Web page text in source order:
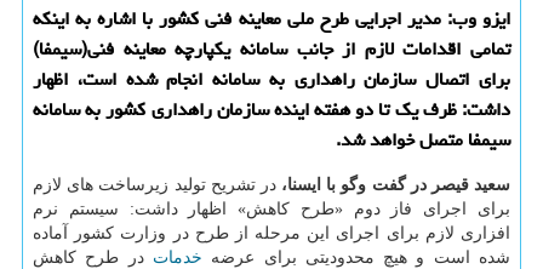
ایزو وب: مدیر اجرایی طرح ملی معاینه فنی كشور با اشاره به اینكه
تمامی اقدامات لازم از جانب سامانه یكپارچه معاینه فنی(سیمفا)
برای اتصال سازمان راهداری به سامانه انجام شده است، اظهار
داشت: ظرف یك تا دو هفته اینده سازمان راهداری كشور به سامانه
سیمفا متصل خواهد شد.
سعید قیصر در گفت وگو با ایسنا،در تشریح تولید زیرساخت های لازم
برای اجرای فاز دوم «طرح كاهش» اظهار داشت: سیستم نرم
افزاری لازم برای اجرای این مرحله از طرح در وزارت كشور آماده
شده است و هیچ محدودیتی برای عرضه خدمات در طرح كاهش